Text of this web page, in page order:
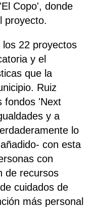
Copo', donde
proyecto.
22 proyectos
y el
que la
Ruiz
fondos 'Next
y a
lo
con esta
con
de recursos
cuidados de
más personal